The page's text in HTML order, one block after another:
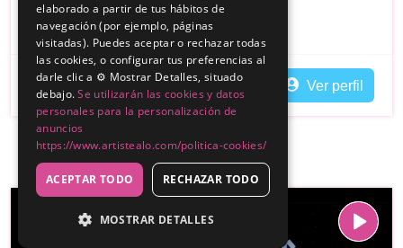
Cantante de Rancheras
Contactar Ver perfil
elaborado a partir de tus hábitos de
navegación (por ejemplo, páginas
visitadas). Puedes aceptar o rechazar todas
las cookies, o configurar tus preferencias al
darle clic a ⚙️ Mostrar Detalles, situado
debajo.Se utilizarán las cookies y datos
personales para la personalización de
anuncios
https://www.artistealo.com/politica-cookies/
ACEPTAR TODO RECHAZAR TODO
MOSTRAR DETALLES